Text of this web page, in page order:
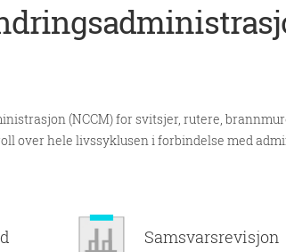
(NCCM) for svitsjer, rutere,
over hele livssyklusen i forbindelse med
Samsvarsrevisjon